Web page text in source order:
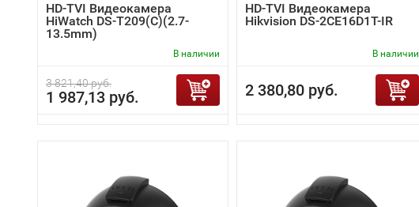
HD-TVI Видеокамера
HiWatch DS-T209(C)(2.7-
13.5mm)
В наличии
3 821,40 руб.
1 987,13 руб.
HD-TVI Видеокамера
Hikvision DS-2CE16D1T-IR
В наличии
2 380,80 руб.